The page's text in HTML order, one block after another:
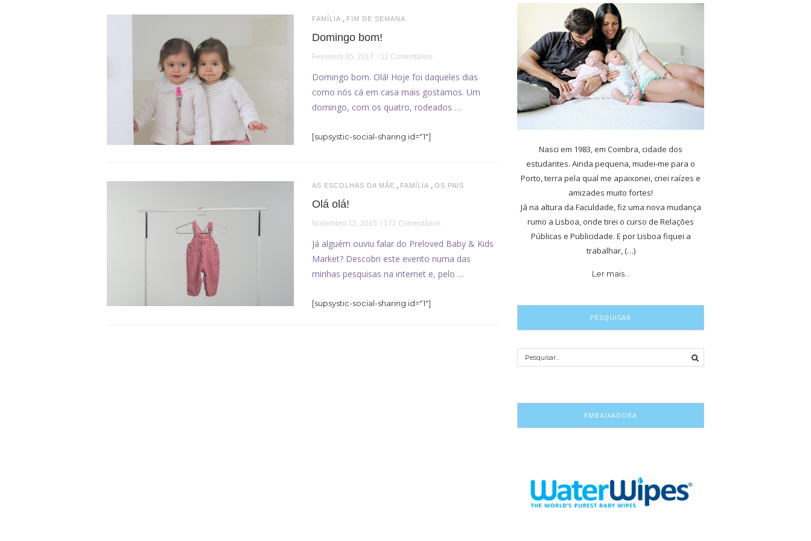
FAMÍLIA FIM DE SEMANA
Domingo bom!
Fevereiro 05, 2017 11 Comentários
Domingo bom. Olá! Hoje foi daqueles dias
como nós cá em casa mais gostamos. Um
domingo, com os quatro, rodeados …
[supsystic-social-sharing id="1"]
AS ESCOLHAS DA MÃE FAMÍLIA OS PAIS
Olá olá!
Novembro 12, 2015 172 Comentários
Já alguém ouviu falar do Preloved Baby & Kids
Market? Descobri este evento numa das
minhas pesquisas na internet e, pelo …
[supsystic-social-sharing id="1"]
Nasci em 1983, em Coimbra, cidade dos
estudantes. Ainda pequena, mudei-me para o
Porto, terra pela qual me apaixonei, criei raízes e
amizades muito fortes!
Já na altura da Faculdade, fiz uma nova mudança
rumo a Lisboa, onde tirei o curso de Relações
Públicas e Publicidade. E por Lisboa fiquei a
trabalhar, (…)
Ler mais…
PESQUISAR
EMBAIXADORA